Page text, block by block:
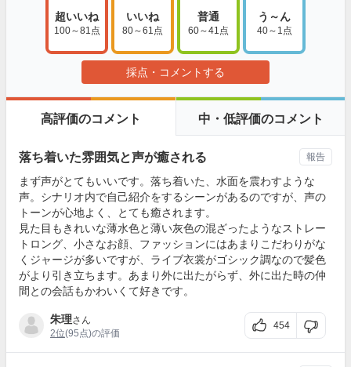
超いいね
100～81点
いいね
80～61点
普通
60～41点
う～ん
40～1点
採点・コメントする
高評価のコメント 中・低評価のコメント
落ち着いた雰囲気と声が癒される
まず声がとてもいいです。落ち着いた、水面を震わすような
声。シナリオ内で自己紹介をするシーンがあるのですが、声の
トーンが心地よく、とても癒されます。
見た目もきれいな薄水色と薄い灰色の混ざったようなストレー
トロング、小さなお顔、ファッションにはあまりこだわりがな
くジャージが多いですが、ライブ衣裳がゴシック調なので髪色
がより引き立ちます。あまり外に出たがらず、外に出た時の仲
間との会話もかわいくて好きです。
朱理さん
2位(95点)の評価
454
報告